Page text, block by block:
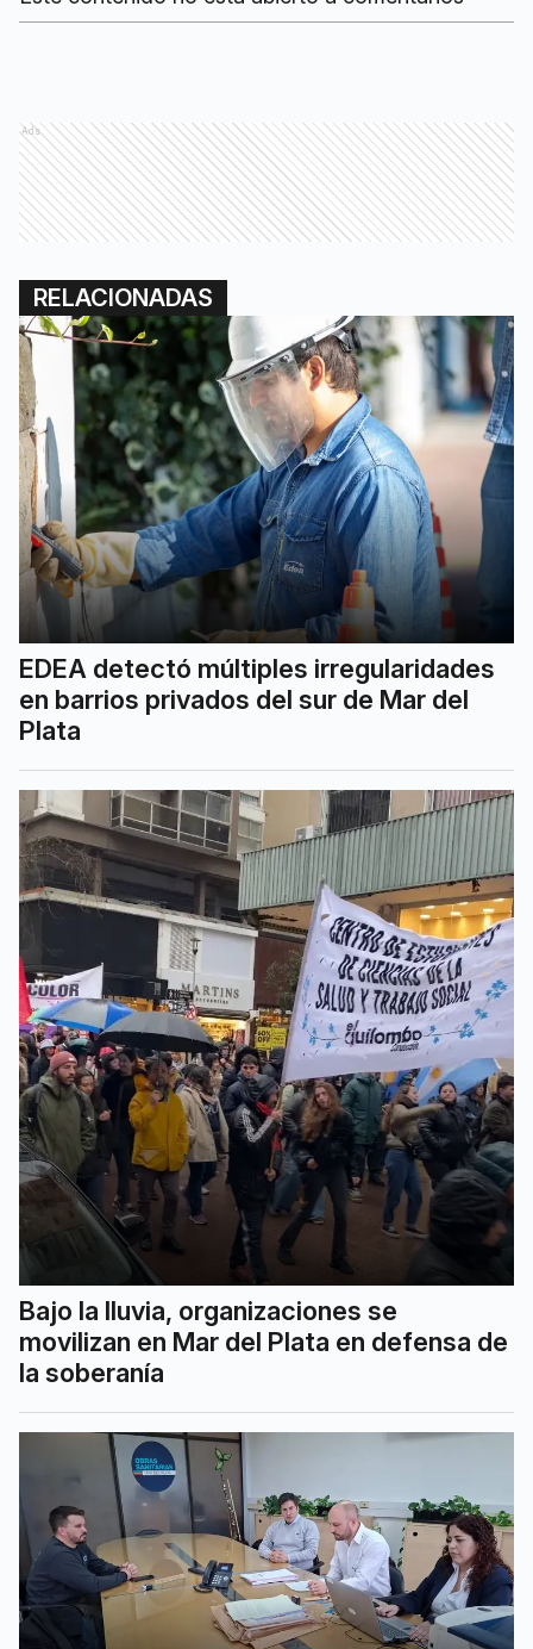
Ads
RELACIONADAS
EDEA detectó múltiples irregularidades
en barrios privados del sur de Mar del
Plata
Bajo la lluvia, organizaciones se
movilizan en Mar del Plata en defensa de
la soberanía